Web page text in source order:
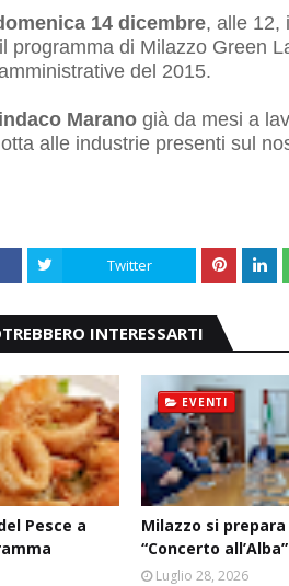
14 dicembre, alle 12,
programma di Milazzo Green
del 2015.
Marano già da mesi a
alle industrie presenti sul
Twitter
INTERESSARTI
Pesce a
EVENTI
Milazzo si
“Concerto all’Alba”
Luglio 28, 2026